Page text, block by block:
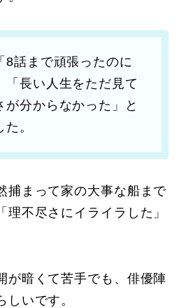
8話まで頑張ったのに
「長い人生をただ見て
が分からなかった」と
。
捕まって家の大事な船まで
不尽さにイライラした」
が暗くて苦手でも、俳優陣
いです。